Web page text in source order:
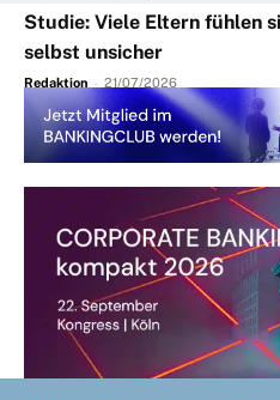
Studie: Viele Eltern fühlen
selbst unsicher
Redaktion - 21/07/2026